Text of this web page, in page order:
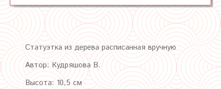
Статуэтка из дерева расписанная вручную
Автор: Кудряшова В.
Высота: 10,5 см